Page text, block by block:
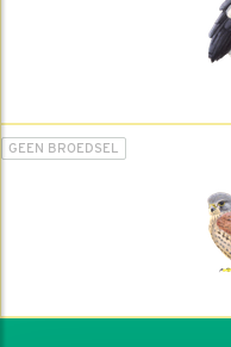
GEEN BROEDSEL